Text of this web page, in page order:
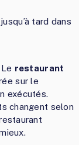
tard dans
restaurant
sur le
exécutés.
changent selon